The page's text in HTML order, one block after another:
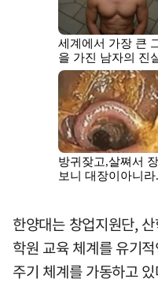
한양대는 창업지원단,
학원 교육 체계를 유기
주기 체계를 가동하고